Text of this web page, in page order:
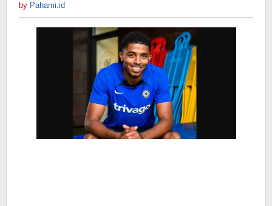
Tanpa
Wesley
Fofana
-
Berita
Hiburan
by Pahami.id